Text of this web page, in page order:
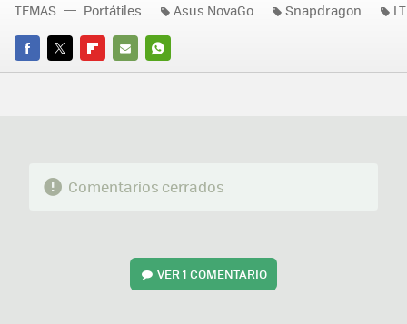
FACEBOOK
TWITTERFLIPBOARD
E-
WHATSAPP
TEMAS Portátiles Asus NovaGo Snapdragon
Comentarios cerrados
VER1 COMENTARIO